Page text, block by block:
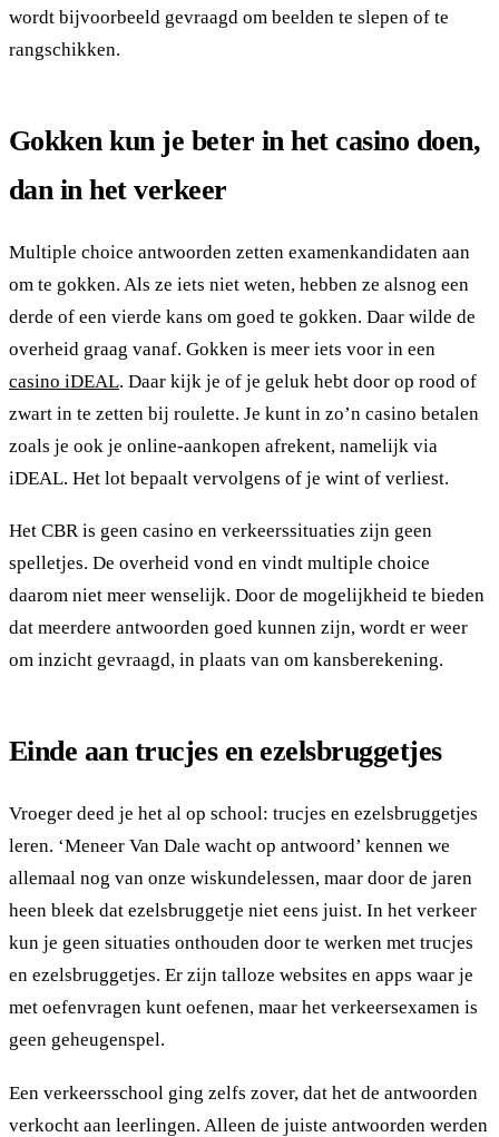
wordt bijvoorbeeld gevraagd om beelden te slepen of te
rangschikken.
Gokken kun je beter in het casino doen,
dan in het verkeer
Multiple choice antwoorden zetten examenkandidaten aan
om te gokken. Als ze iets niet weten, hebben ze alsnog een
derde of een vierde kans om goed te gokken. Daar wilde de
overheid graag vanaf. Gokken is meer iets voor in een
casino iDEAL. Daar kijk je of je geluk hebt door op rood of
zwart in te zetten bij roulette. Je kunt in zo’n casino betalen
zoals je ook je online-aankopen afrekent, namelijk via
iDEAL. Het lot bepaalt vervolgens of je wint of verliest.
Het CBR is geen casino en verkeerssituaties zijn geen
spelletjes. De overheid vond en vindt multiple choice
daarom niet meer wenselijk. Door de mogelijkheid te bieden
dat meerdere antwoorden goed kunnen zijn, wordt er weer
om inzicht gevraagd, in plaats van om kansberekening.
Einde aan trucjes en ezelsbruggetjes
Vroeger deed je het al op school: trucjes en ezelsbruggetjes
leren. ‘Meneer Van Dale wacht op antwoord’ kennen we
allemaal nog van onze wiskundelessen, maar door de jaren
heen bleek dat ezelsbruggetje niet eens juist. In het verkeer
kun je geen situaties onthouden door te werken met trucjes
en ezelsbruggetjes. Er zijn talloze websites en apps waar je
met oefenvragen kunt oefenen, maar het verkeersexamen is
geen geheugenspel.
Een verkeersschool ging zelfs zover, dat het de antwoorden
verkocht aan leerlingen. Alleen de juiste antwoorden werden